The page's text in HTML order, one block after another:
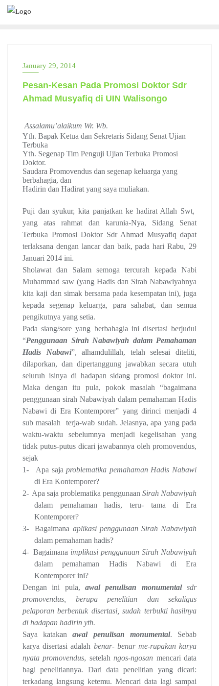
Skip
January 29, 2014
Pesan-Kesan Pada Promosi Doktor Sdr
Ahmad Musyafiq di UIN Walisongo
Assalamu’alaikum Wr. Wb.
Yth. Bapak Ketua dan Sekretaris Sidang Senat Ujian
Terbuka
Yth. Segenap Tim Penguji Ujian Terbuka Promosi
Doktor.
Saudara Promovendus dan segenap keluarga yang
berbahagia, dan
Hadirin dan Hadirat yang saya muliakan.
Puji dan syukur, kita panjatkan ke hadirat Allah Swt,
yang atas rahmat dan karunia-Nya, Sidang Senat
Terbuka Promosi Doktor Sdr Ahmad Musyafiq dapat
terlaksana dengan lancar dan baik, pada hari Rabu, 29
Januari 2014 ini.
Sholawat dan Salam semoga tercurah kepada Nabi
Muhammad saw (yang Hadis dan Sirah Nabawiyahnya
kita kaji dan simak bersama pada kesempatan ini), juga
kepada segenap keluarga, para sahabat, dan semua
pengikutnya yang setia.
Pada siang/sore yang berbahagia ini disertasi berjudul
“Penggunaan Sirah Nabawiyah dalam Pemahaman
Hadis Nabawi”, alhamdulillah, telah selesai diteliti,
dilaporkan, dan dipertanggung jawabkan secara utuh
seluruh isinya di hadapan sidang promosi doktor ini.
Maka dengan itu pula, pokok masalah “bagaimana
penggunaan sirah Nabawiyah dalam pemahaman Hadis
Nabawi di Era Kontemporer” yang dirinci menjadi 4
sub masalah
terja-wab sudah. Jelasnya, apa yang pada
waktu-waktu sebelumnya menjadi kegelisahan yang
tidak putus-putus dicari jawabannya oleh promovendus,
sejak
1-
Apa sajaproblematika pemahaman Hadis Nabawi
di Era Kontemporer?
2- Apa saja problematika penggunaan Sirah Nabawiyah
dalam pemahaman hadis, teru- tama di Era
Kontemporer?
3-
Bagaimana aplikasi penggunaan Sirah Nabawiyah
dalam pemahaman hadis?
4- Bagaimana implikasi penggunaan Sirah Nabawiyah
dalam pemahaman Hadis Nabawi di Era
Kontemporer ini?
Dengan ini pula, awal penulisan monumentalsdr
promovendus, berupa penelitian dan sekaligus
pelaporan berbentuk disertasi, sudah terbukti hasilnya
di hadapan hadirin yth.
Saya katakanawal penulisan monumental. Sebab
karya disertasi adalah benar- benar me-rupakan karya
nyata promovendus, setelahngos-ngosan mencari data
bagi penelitiannya. Dari data penelitian yang dicari:
terkadang langsung ketemu. Mencari data lagi sampai